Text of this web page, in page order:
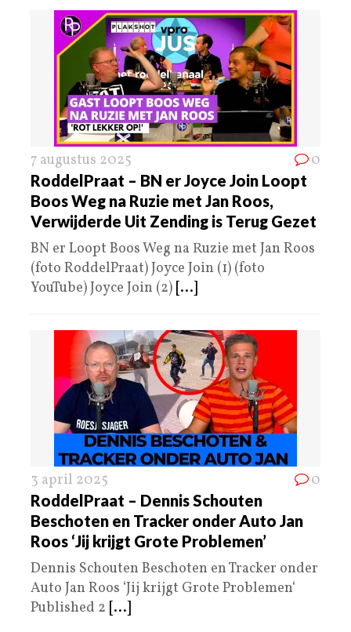
7 augustus 2025 0
RoddelPraat – BN er Joyce Join Loopt
Boos Weg na Ruzie met Jan Roos,
Verwijderde Uit Zending is Terug Gezet
BN er Loopt Boos Weg na Ruzie met Jan Roos
(foto RoddelPraat) Joyce Join (1) (foto
YouTube) Joyce Join (2) [...]
3 april 2025 0
RoddelPraat – Dennis Schouten
Beschoten en Tracker onder Auto Jan
Roos ‘Jij krijgt Grote Problemen’
Dennis Schouten Beschoten en Tracker onder
Auto Jan Roos ‘Jij krijgt Grote Problemen‘
Published 2 [...]